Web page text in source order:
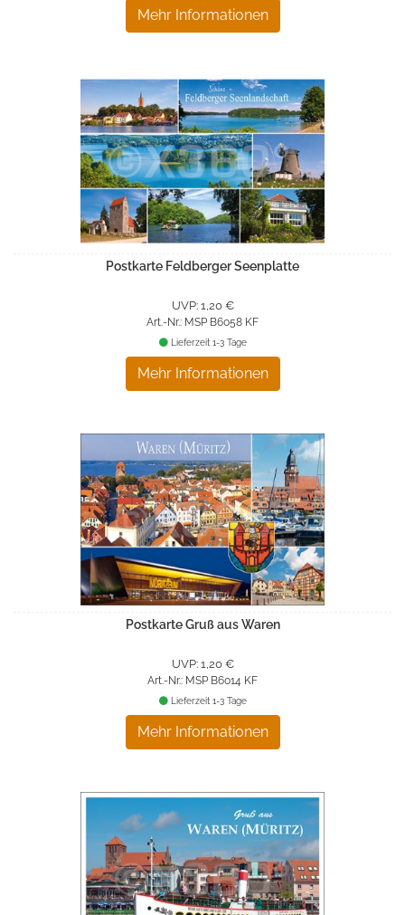
Mehr Informationen
Postkarte Feldberger Seenplatte
UVP: 1,20 €
Art.-Nr.: MSP B6058 KF
Mehr Informationen
Lieferzeit 1-3 Tage
Postkarte Gruß aus Waren
UVP: 1,20 €
Art.-Nr.: MSP B6014 KF
Mehr Informationen
Lieferzeit 1-3 Tage